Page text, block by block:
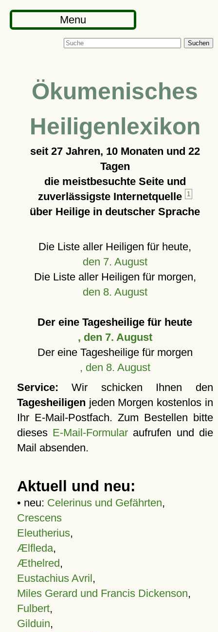
Menu
Suchen
Ökumenisches
Heiligenlexikon
seit 27 Jahren, 10 Monaten und 22
Tagen
die meistbesuchte Seite und
zuverlässigste Internetquelle
1
über Heilige in deutscher Sprache
Die Liste aller Heiligen für heute,
den 7. August
Die Liste aller Heiligen für morgen,
den 8. August
Der eine Tagesheilige für heute
, den 7. August
Der eine Tagesheilige für morgen
, den 8. August
Service: Wir schicken Ihnen den
Tagesheiligen jeden Morgen kostenlos in
Ihr E-Mail-Postfach. Zum Bestellen bitte
dieses E-Mail-Formular aufrufen und die
Mail absenden.
Aktuell und neu:
• neu: Celerinus und Gefährten,
Crescens
Eleutherius,
Ælfleda,
Æthelred,
Eustachius Avril,
Miles Gerard und Francis Dickenson,
Fulbert,
Gilduin,